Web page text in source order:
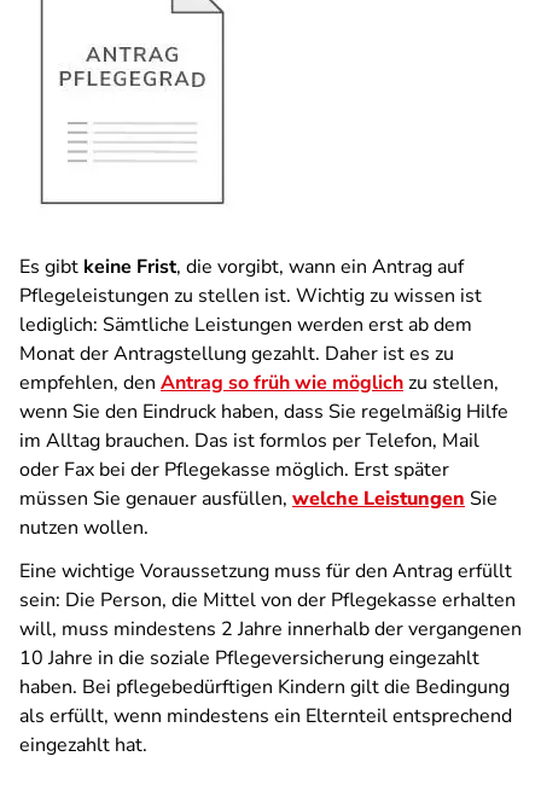
Es gibt keine Frist, die vorgibt, wann ein Antrag auf
Pflegeleistungen zu stellen ist. Wichtig zu wissen ist
lediglich: Sämtliche Leistungen werden erst ab dem
Monat der Antragstellung gezahlt. Daher ist es zu
empfehlen, den Antrag so früh wie möglichzu stellen,
wenn Sie den Eindruck haben, dass Sie regelmäßig Hilfe
im Alltag brauchen. Das ist formlos per Telefon, Mail
oder Fax bei der Pflegekasse möglich. Erst später
müssen Sie genauer ausfüllen, welche Leistungen Sie
nutzen wollen.
Eine wichtige Voraussetzung muss für den Antrag erfüllt
sein: Die Person, die Mittel von der Pflegekasse erhalten
will, muss mindestens 2 Jahre innerhalb der vergangenen
10 Jahre in die soziale Pflegeversicherung eingezahlt
haben. Bei pflegebedürftigen Kindern gilt die Bedingung
als erfüllt, wenn mindestens ein Elternteil entsprechend
eingezahlt hat.